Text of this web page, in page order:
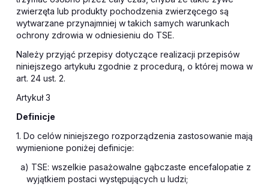
zwierzęta lub produkty pochodzenia zwierzęcego są
wytwarzane przynajmniej w takich samych warunkach
ochrony zdrowia w odniesieniu do TSE.
Należy przyjąć przepisy dotyczące realizacji przepisów
niniejszego artykułu zgodnie z procedurą, o której mowa w
art. 24 ust. 2.
Artykuł 3
Definicje
1. Do celów niniejszego rozporządzenia zastosowanie mają
wymienione poniżej definicje:
a) TSE: wszelkie pasażowalne gąbczaste encefalopatie z
wyjątkiem postaci występujących u ludzi;